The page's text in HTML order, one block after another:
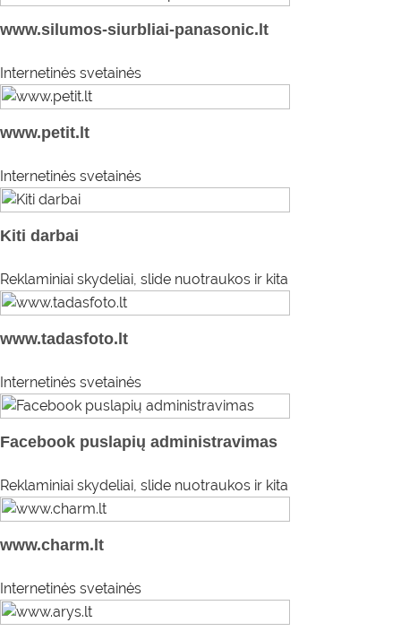
www.silumos-siurbliai-panasonic.lt
Internetinės svetainės
www.petit.lt
Internetinės svetainės
Kiti darbai
Reklaminiai skydeliai, slide nuotraukos ir kita
www.tadasfoto.lt
Internetinės svetainės
Facebook puslapių administravimas
Reklaminiai skydeliai, slide nuotraukos ir kita
www.charm.lt
Internetinės svetainės